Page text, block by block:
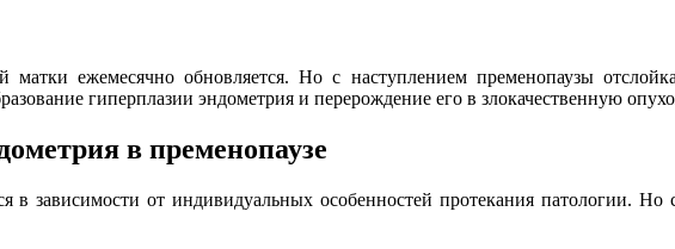
ежемесячно обновляется. Но с наступлением пременопаузы
гиперплазии эндометрия и перерождение его в злокачественную
в пременопаузе
в зависимости от индивидуальных особенностей протекания патологии.